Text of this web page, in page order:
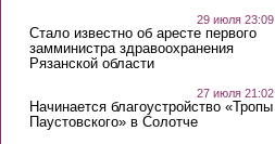
29 июля 23:09
Стало известно об аресте первого
замминистра здравоохранения
Рязанской области
27 июля 21:02
Начинается благоустройство «Тропы
Паустовского» в Солотче